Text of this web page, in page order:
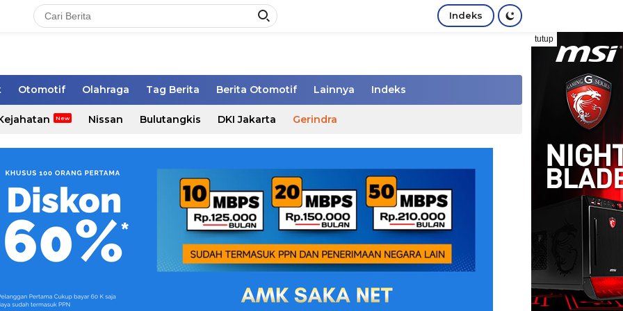
Indeks
tutup
Otomotif Olahraga Tag Berita Berita Otomotif Lainnya Indeks
Nissan Bulutangkis DKI Jakarta Gerindra